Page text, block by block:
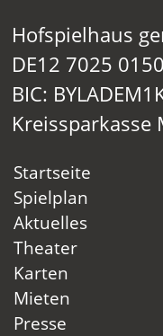
Hofspielhaus
DE12 7025
BIC:
Kreissparkasse
Startseite
Spielplan
Aktuelles
Theater
Karten
Mieten
Presse